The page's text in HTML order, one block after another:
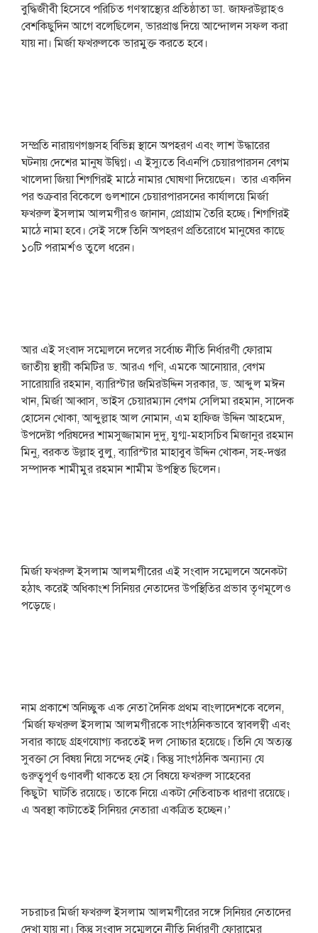
বুদ্ধিজীবী হিসেবে পরিচিত গণস্বাস্থ্যের প্রতিষ্ঠাতা ডা. জাফরউল্লাহও
বেশকিছুদিন আগে বলেছিলেন, ভারপ্রাপ্ত দিয়ে আন্দোলন সফল করা
যায় না। মির্জা ফখরুলকে ভারমুক্ত করতে হবে।
সম্প্রতি নারায়ণগঞ্জসহ বিভিন্ন স্থানে অপহরণ এবং লাশ উদ্ধারের
ঘটনায় দেশের মানুষ উদ্বিগ্ন। এ ইস্যুতে বিএনপি চেয়ারপারসন বেগম
খালেদা জিয়া শিগগিরই মাঠে নামার ঘোষণা দিয়েছেন। তার একদিন
পর শুক্রবার বিকেলে গুলশানে চেয়ারপারসনের কার্যালয়ে মির্জা
ফখরুল ইসলাম আলমগীরও জানান, প্রোগ্রাম তৈরি হচ্ছে। শিগগিরই
মাঠে নামা হবে। সেই সঙ্গে তিনি অপহরণ প্রতিরোধে মানুষের কাছে
১০টি পরামর্শও তুলে ধরেন।
আর এই সংবাদ সম্মেলনে দলের সর্বোচ্চ নীতি নির্ধারণী ফোরাম
জাতীয় স্থায়ী কমিটির ড. আরএ গণি, এমকে আনোয়ার, বেগম
সারোয়ারি রহমান, ব্যারিস্টার জমিরউদ্দিন সরকার, ড. আব্দুল মঈন
খান, মির্জা আব্বাস, ভাইস চেয়ারম্যান বেগম সেলিমা রহমান, সাদেক
হোসেন খোকা, আব্দুল্লাহ আল নোমান, এম হাফিজ উদ্দিন আহমেদ,
উপদেষ্টা পরিষদের শামসুজ্জামান দুদু, যুগ্ম-মহাসচিব মিজানুর রহমান
মিনু, বরকত উল্লাহ বুলু, ব্যারিস্টার মাহাবুব উদ্দিন খোকন, সহ-দপ্তর
সম্পাদক শামীমুর রহমান শামীম উপস্থিত ছিলেন।
মির্জা ফখরুল ইসলাম আলমগীরের এই সংবাদ সম্মেলনে অনেকটা
হঠাৎ করেই অধিকাংশ সিনিয়র নেতাদের উপস্থিতির প্রভাব তৃণমূলেও
পড়েছে।
নাম প্রকাশে অনিচ্ছুক এক নেতা দৈনিক প্রথম বাংলাদেশকে বলেন,
‘মির্জা ফখরুল ইসলাম আলমগীরকে সাংগঠনিকভাবে স্বাবলম্বী এবং
সবার কাছে গ্রহণযোগ্য করতেই দল সোচ্চার হয়েছে। তিনি যে অত্যন্ত
সুবক্তা সে বিষয় নিয়ে সন্দেহ নেই। কিন্তু সাংগঠনিক অন্যান্য যে
গুরুত্বপূর্ণ গুণাবলী থাকতে হয় সে বিষয়ে ফখরুল সাহেবের
কিছুটা ঘাটতি রয়েছে। তাকে নিয়ে একটা নেতিবাচক ধারণা রয়েছে।
এ অবস্থা কাটাতেই সিনিয়র নেতারা একত্রিত হচ্ছেন।’
সচরাচর মির্জা ফখরুল ইসলাম আলমগীরের সঙ্গে সিনিয়র নেতাদের
দেখা যায় না। কিন্তু সংবাদ সম্মেলনে নীতি নির্ধারণী ফোরামের